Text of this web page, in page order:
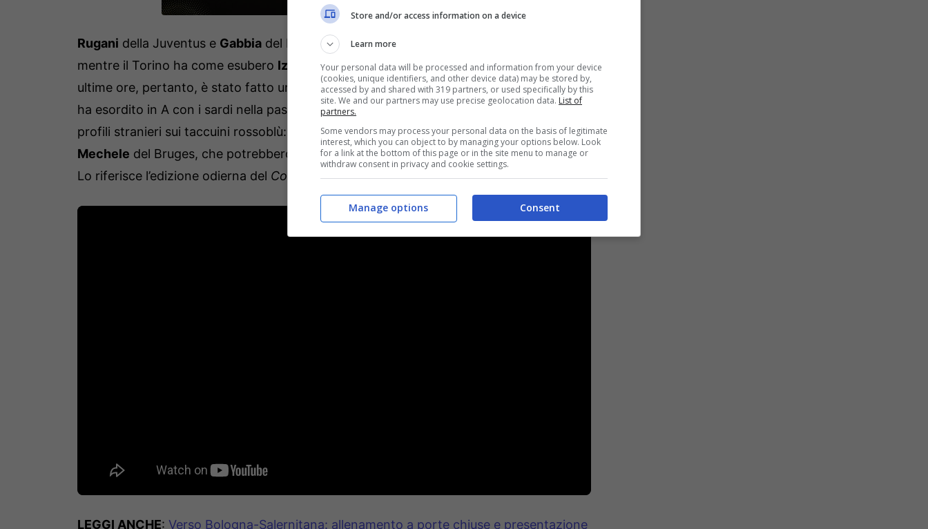
Rugani della Juventus e Gabbia del Milan sono considerati incedibili dai rispettivi club,
mentre il Torino ha come esubero Izzo
, che non scalda i cuori a Casteldebole. Nelle
ultime ore, pertanto, è stato fatto un sondaggio con il Cagliari perAltare, 24enne che
ha esordito in A con i sardi nella passata stagione. Restano in standby, dunque, gli altri
profili stranieri sui taccuini rossoblù:
Balerdidel Marsiglia,Hatzidiakosdell’Az Alkmaar e
Mechele del Bruges, che potrebbero tornare di attualità nelle ultime ore della sessione.
Lo riferisce l’edizione odierna del Corriere di Bologna.
LEGGI ANCHE: Verso Bologna-Salernitana: allenamento a porte chiuse e presentazione
Store and/or access information on a device
Learn more
Your personal data will be processed and information from your device
(cookies, unique identifiers, and other device data) may be stored by,
accessed by and shared with 319 partners, or used specifically by this
site. We and our partners may use precise geolocation data. List of
partners.
Some vendors may process your personal data on the basis of legitimate
interest, which you can object to by managing your options below. Look
for a link at the bottom of this page or in the site menu to manage or
withdraw consent in privacy and cookie settings.
Consent
Manage options